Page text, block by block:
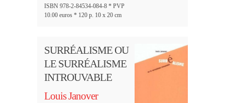
ISBN 978-2-84534-084-8 * PVP
10.00 euros * 120 p. 10 x 20 cm
SURRÉALISME OU
LE SURRÉALISME
INTROUVABLE
Louis Janover